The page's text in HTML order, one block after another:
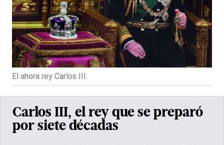
El ahora rey Carlos III.
Carlos III, el rey que se preparó
por siete décadas